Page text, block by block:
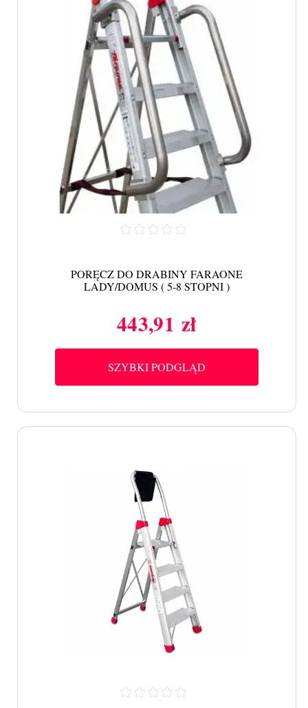
PORĘCZ DO DRABINY FARAONE
LADY/DOMUS ( 5-8 STOPNI )
Cena
443,91 zł
SZYBKI PODGLĄD